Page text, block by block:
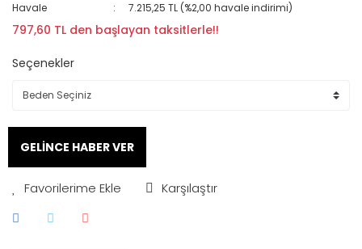
Havale
7.215,25 TL (%2,00 havale indirimi)
797,60 TL den başlayan taksitlerle!!
Seçenekler
GELİNCE HABER VER
Karşılaştır